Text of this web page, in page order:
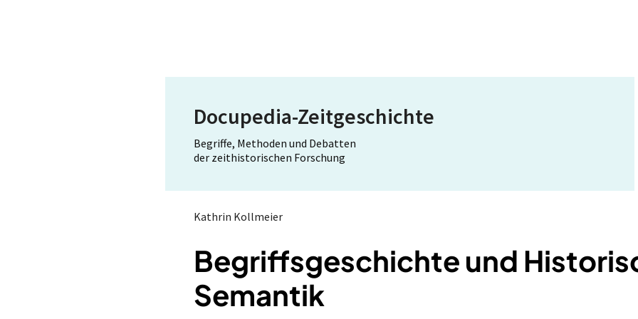
Docupedia-Zeitgeschichte
Begriffe, Methoden und Debatten
der zeithistorischen Forschung
Kathrin Kollmeier
Begriffsgeschichte und
Semantik